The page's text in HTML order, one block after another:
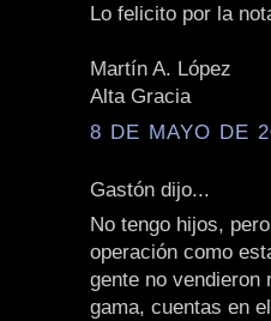
Lo felicito por la
Martín A. López
Alta Gracia
8 DE MAYO DE
Gastón dijo...
No tengo hijos,
operación como
gente no vendieron
gama, cuentas en